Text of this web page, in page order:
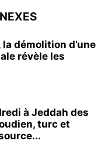
la démolition d’une
révèle les
à Jeddah des
turc et